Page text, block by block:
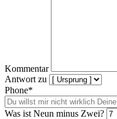
Kommentar
Antwort zu
Phone*
Was ist Neun minus Zwei?